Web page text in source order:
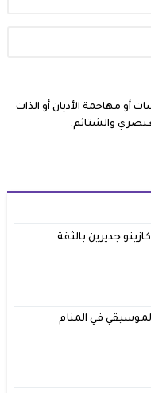
أو مهاجمة الأديان أو الذات
والشتائم.
جديرين بالثقة
في المنام